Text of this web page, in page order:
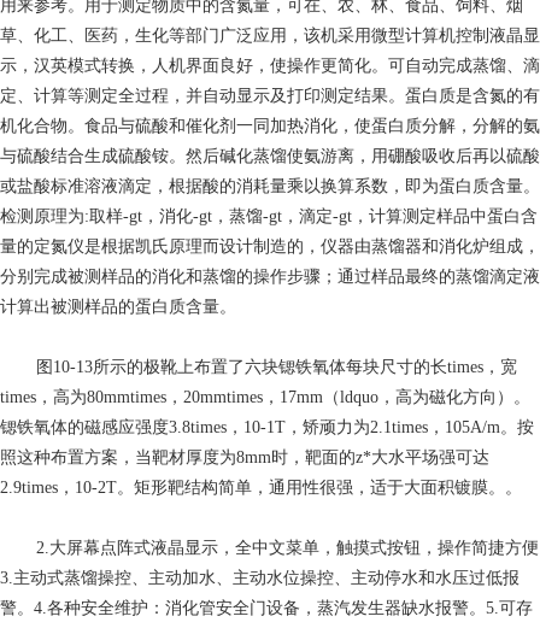
用来参考。用于测定物质中的含氮量，可在、农、林、食品、饲料、烟
草、化工、医药，生化等部门广泛应用，该机采用微型计算机控制液晶显
示，汉英模式转换，人机界面良好，使操作更简化。可自动完成蒸馏、滴
定、计算等测定全过程，并自动显示及打印测定结果。蛋白质是含氮的有
机化合物。食品与硫酸和催化剂一同加热消化，使蛋白质分解，分解的氨
与硫酸结合生成硫酸铵。然后碱化蒸馏使氨游离，用硼酸吸收后再以硫酸
或盐酸标准溶液滴定，根据酸的消耗量乘以换算系数，即为蛋白质含量。
检测原理为:取样-gt，消化-gt，蒸馏-gt，滴定-gt，计算测定样品中蛋白含
量的定氮仪是根据凯氏原理而设计制造的，仪器由蒸馏器和消化炉组成，
分别完成被测样品的消化和蒸馏的操作步骤；通过样品最终的蒸馏滴定液
计算出被测样品的蛋白质含量。
图10-13所示的极靴上布置了六块锶铁氧体每块尺寸的长times，宽
times，高为80mmtimes，20mmtimes，17mm（ldquo，高为磁化方向）。
锶铁氧体的磁感应强度3.8times，10-1T，矫顽力为2.1times，105A/m。按
照这种布置方案，当靶材厚度为8mm时，靶面的z*大水平场强可达
2.9times，10-2T。矩形靶结构简单，通用性很强，适于大面积镀膜。。
2.大屏幕点阵式液晶显示，全中文菜单，触摸式按钮，操作简捷方便
3.主动式蒸馏操控、主动加水、主动水位操控、主动停水和水压过低报
警。4.各种安全维护：消化管安全门设备，蒸汽发生器缺水报警。5.可存